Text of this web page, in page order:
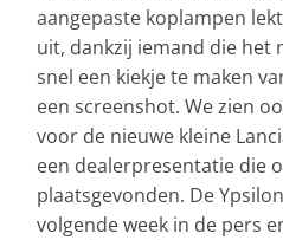
aangepaste koplampen
uit, dankzij iemand die het
snel een kiekje te maken
een screenshot. We zien
voor de nieuwe kleine
een dealerpresentatie die
plaatsgevonden. De
volgende week in de pers